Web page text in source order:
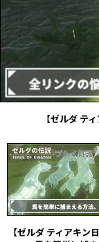
【ゼルダ テ
【ゼルダ ティアキン